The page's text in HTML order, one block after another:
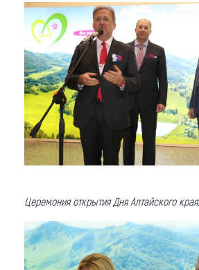
Церемония открытия Дня Алтайского края.